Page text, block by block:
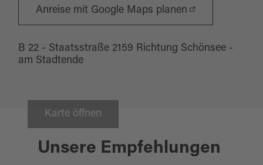
Karte öffnen
Anreise mit Google Maps planen
B 22 - Staatsstraße 2159 Richtung Schönsee -
am Stadtende
Unsere Empfehlungen
Oberviechtach
MEHRGENERATIONENTREFF DER